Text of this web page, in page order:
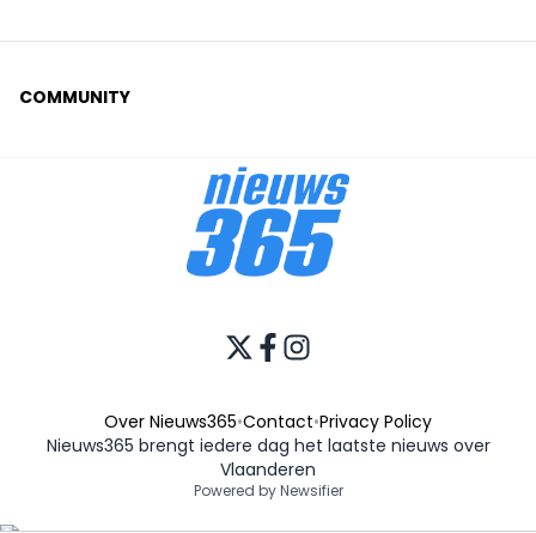
COMMUNITY
Over Nieuws365•Contact•Privacy Policy
Nieuws365 brengt iedere dag het laatste nieuws over
Vlaanderen
Powered by Newsifier